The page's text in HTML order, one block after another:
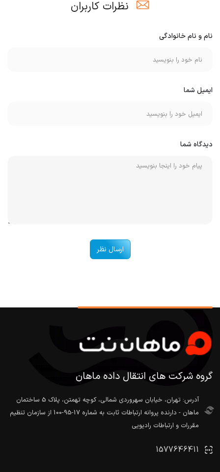
نظرات کاربران
نام و نام خانوادگی
ایمیل شما
دیدگاه شما
ارسال نظر
گروه شرکت های انتقال داده ماهان
آدرس: تهران، خیابان سهروردی شمالی، کوچه تهمتن، پلاک 5 ساختمان
ماهان - دارنده پروانه ارتباطات ثابت به شماره 17-95-100 از سازمان تنظیم
مقررات و ارتباطات رادیویی
1577646411